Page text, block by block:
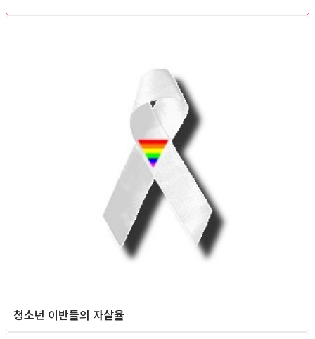
청소년 이반들의 자살율